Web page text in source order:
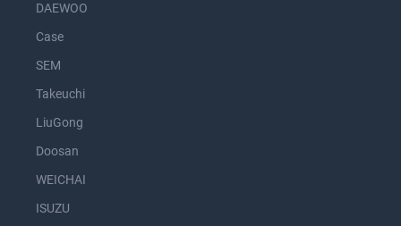
DAEWOO
Case
SEM
Takeuchi
LiuGong
Doosan
WEICHAI
ISUZU